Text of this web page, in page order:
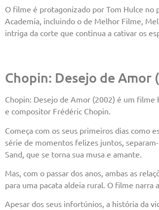
O filme é protagonizado por Tom Hulce no
Academia, incluindo o de Melhor Filme,
intriga da corte que continua a cativar os
Chopin: Desejo de Amor
Chopin: Desejo de Amor (2002) é um filme
e compositor Frédéric Chopin.
Começa com os seus primeiros dias como
série de momentos felizes juntos,
Sand, que se torna sua musa e amante.
Mas, com o passar dos anos, ambas as
para uma pacata aldeia rural. O filme narra
Apesar dos seus infortúnios, a história da